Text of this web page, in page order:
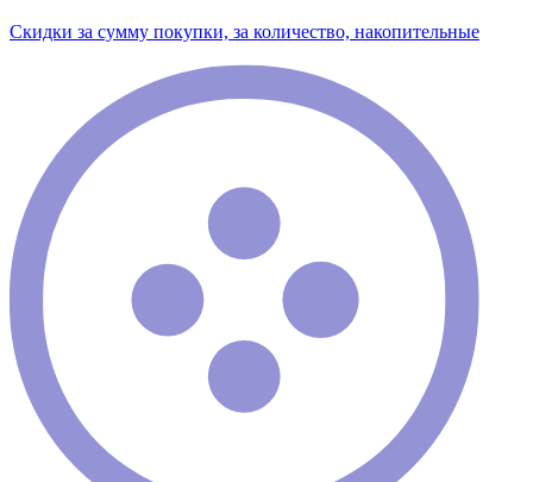
Скидки за сумму покупки, за количество, накопительные